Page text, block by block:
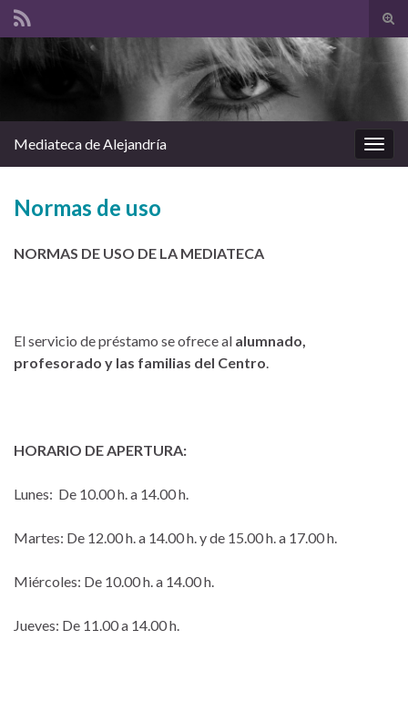
el
Search for:
la
Mediateca de Alejandría
Normas de uso
NORMAS DE USO DE LA MEDIATECA
El servicio de préstamo se ofrece al alumnado,
profesorado y las familias del Centro.
HORARIO DE APERTURA:
Lunes: De 10.00 h. a 14.00 h.
Martes: De 12.00 h. a 14.00 h. y de 15.00 h. a 17.00 h.
Miércoles: De 10.00 h. a 14.00 h.
Jueves: De 11.00 a 14.00 h.